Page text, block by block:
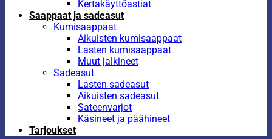
Kertakäyttöastiat
Saappaat ja sadeasut
Kumisaappaat
Aikuisten kumisaappaat
Lasten kumisaappaat
Muut jalkineet
Sadeasut
Lasten sadeasut
Aikuisten sadeasut
Sateenvarjot
Käsineet ja päähineet
Tarjoukset